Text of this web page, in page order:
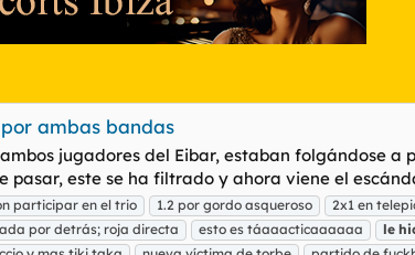
por ambas bandas
jugadores del Eibar, estaban folgándose
pasar, este se ha filtrado y ahora viene el
participar en el trio 1.2 por gordo asqueroso 2x1 en
por detrás; roja directa esto es táaaacticaaaaaa le